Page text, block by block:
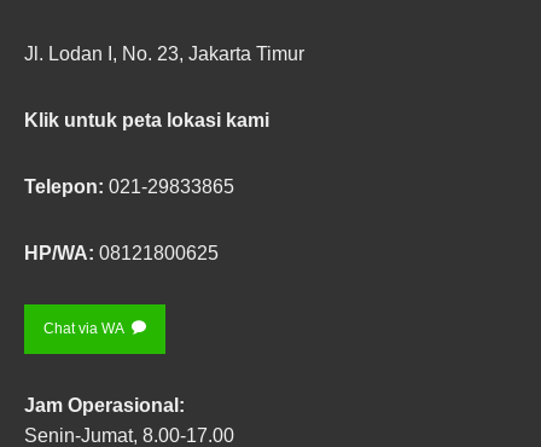
Jl. Lodan I, No. 23, Jakarta Timur
Klik untuk peta lokasi kami
Telepon: 021-29833865
HP/WA: 08121800625
Chat via WA
Jam Operasional:
Senin-Jumat, 8.00-17.00